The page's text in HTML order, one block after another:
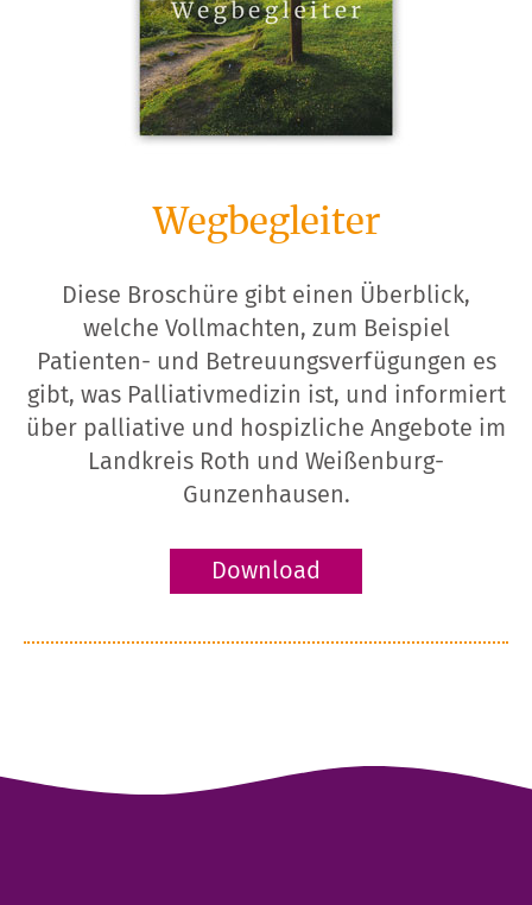
Wegbegleiter
Diese Broschüre gibt einen Überblick,
welche Vollmachten, zum Beispiel
Patienten- und Betreuungsverfügungen es
gibt, was Palliativmedizin ist, und informiert
über palliative und hospizliche Angebote im
Landkreis Roth und Weißenburg-
Gunzenhausen.
Download